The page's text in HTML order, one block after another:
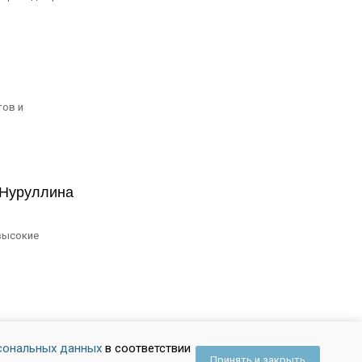
и
данных в соответствии
Принять и закрыть